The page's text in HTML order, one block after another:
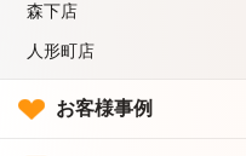
森下店
人形町店
お客様事例